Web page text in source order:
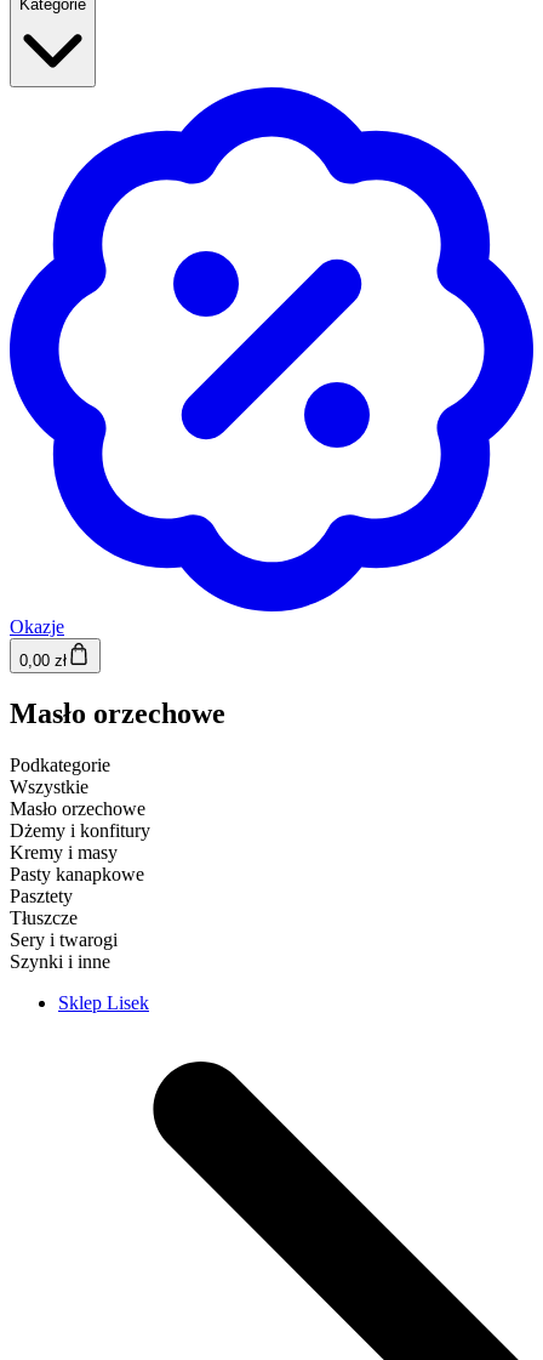
Kategorie
Okazje
0,00 zł
Masło orzechowe
Podkategorie
Wszystkie
Masło orzechowe
Dżemy i konfitury
Kremy i masy
Pasty kanapkowe
Pasztety
Tłuszcze
Sery i twarogi
Szynki i inne
Sklep Lisek